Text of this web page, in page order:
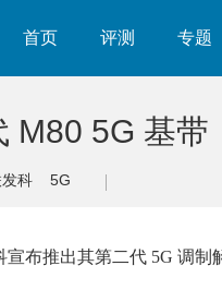
首页 评测 专题
M80 5G 基带
科 5G
布推出其第二代 5G 调制